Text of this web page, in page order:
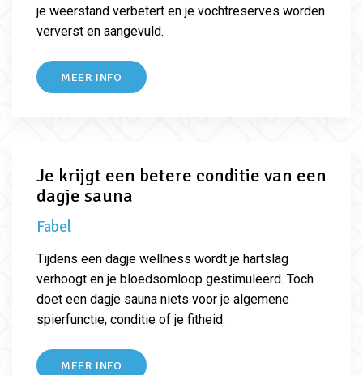
je weerstand verbetert en je vochtreserves worden
ververst en aangevuld.
MEER INFO
Je krijgt een betere conditie van een
dagje sauna
Fabel
Tijdens een dagje wellness wordt je hartslag
verhoogt en je bloedsomloop gestimuleerd. Toch
doet een dagje sauna niets voor je algemene
spierfunctie, conditie of je fitheid.
MEER INFO